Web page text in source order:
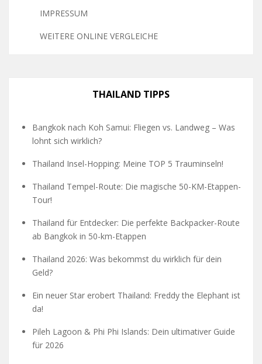
IMPRESSUM
WEITERE ONLINE VERGLEICHE
THAILAND TIPPS
Bangkok nach Koh Samui: Fliegen vs. Landweg – Was
lohnt sich wirklich?
Thailand Insel-Hopping: Meine TOP 5 Trauminseln!
Thailand Tempel-Route: Die magische 50-KM-Etappen-
Tour!
Thailand für Entdecker: Die perfekte Backpacker-Route
ab Bangkok in 50-km-Etappen
Thailand 2026: Was bekommst du wirklich für dein
Geld?
Ein neuer Star erobert Thailand: Freddy the Elephant ist
da!
Pileh Lagoon & Phi Phi Islands: Dein ultimativer Guide
für 2026